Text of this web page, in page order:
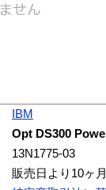
IBM
Opt DS300
13N1775-03
販売日より10ヶ